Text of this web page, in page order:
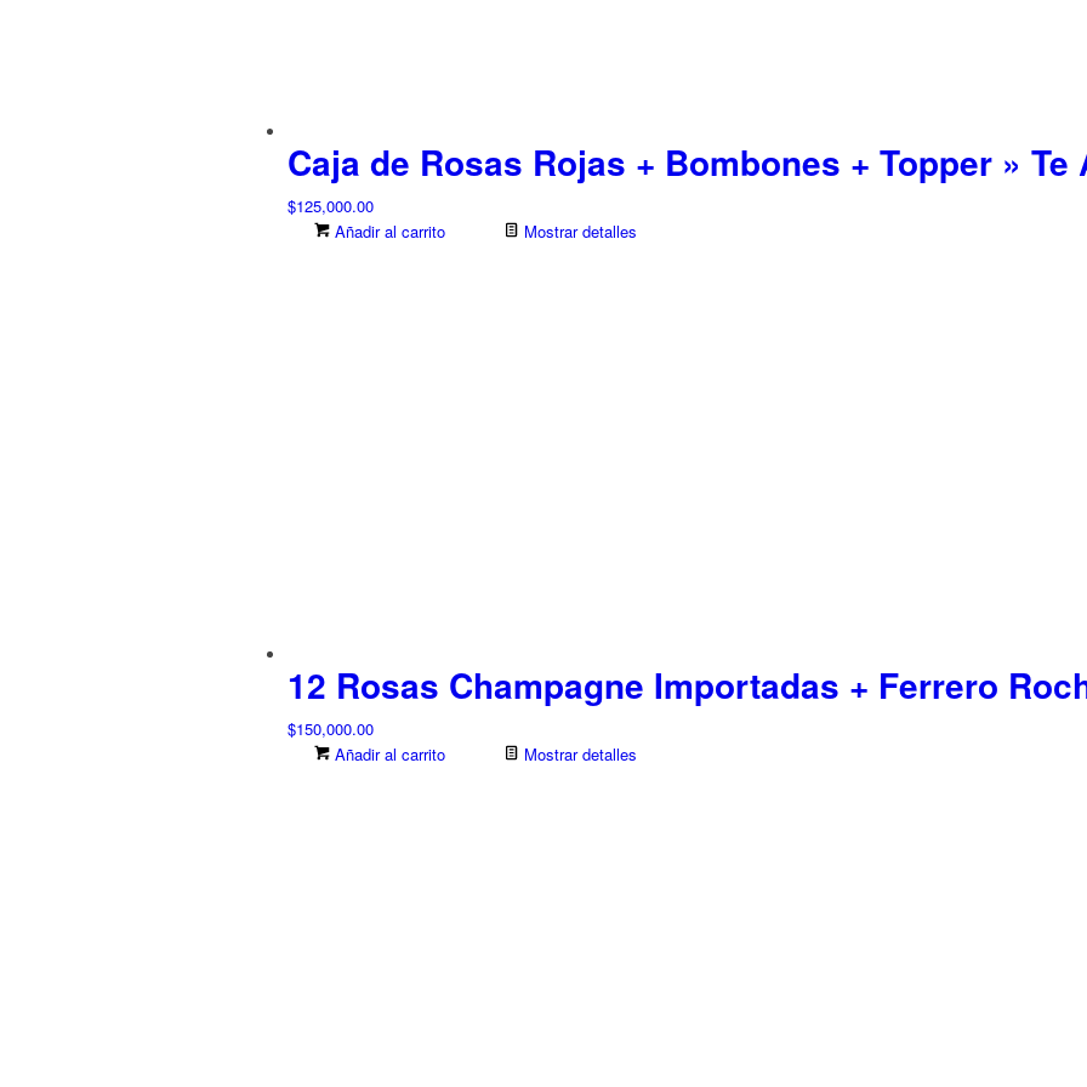
Caja de Rosas Rojas + Bombones + Topper » Te
$125,000.00
Añadir al carrito
Mostrar detalles
12 Rosas Champagne Importadas + Ferrero
$150,000.00
Añadir al carrito
Mostrar detalles